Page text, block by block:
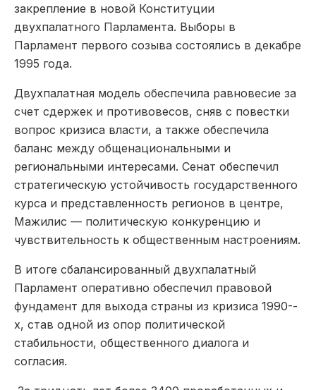
закрепление в новой Конституции
двухпалатного Парламента. Выборы в
Парламент первого созыва состоялись в декабре
1995 года.
Двухпалатная модель обеспечила равновесие за
счет сдержек и противовесов, сняв с повестки
вопрос кризиса власти, а также обеспечила
баланс между общенациональными и
региональными интересами. Сенат обеспечил
стратегическую устойчивость государственного
курса и представленность регионов в центре,
Мажилис — политическую конкуренцию и
чувствительность к общественным настроениям.
В итоге сбалансированный двухпалатный
Парламент оперативно обеспечил правовой
фундамент для выхода страны из кризиса 1990-­
х, став одной из опор политической
стабильности, общественного диалога и
согласия.